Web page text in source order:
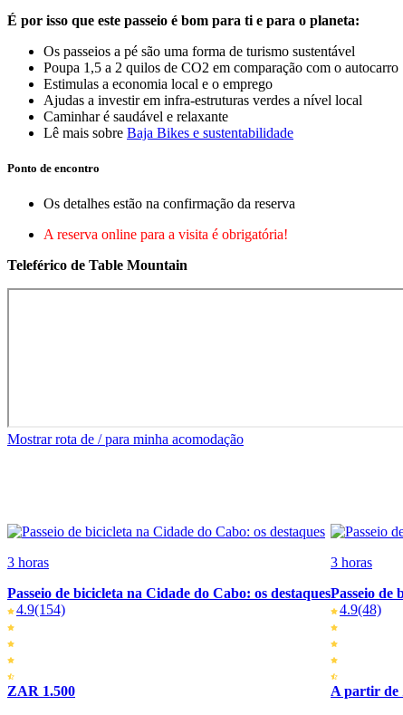
É por isso que este passeio é bom para ti e para o planeta:
Os passeios a pé são uma forma de turismo sustentável
Poupa 1,5 a 2 quilos de CO2 em comparação com o autocarro
Estimulas a economia local e o emprego
Ajudas a investir em infra-estruturas verdes a nível local
Caminhar é saudável e relaxante
Lê mais sobre Baja Bikes e sustentabilidade
Ponto de encontro
Os detalhes estão na confirmação da reserva
A reserva online para a visita é obrigatória!
Teleférico de Table Mountain
Mostrar rota de / para minha acomodação
3 horas
Passeio de bicicleta na Cidade do Cabo: os destaques
4.9(154)
ZAR 1.500
3 horas
Passeio de
4.9(48)
A partir de